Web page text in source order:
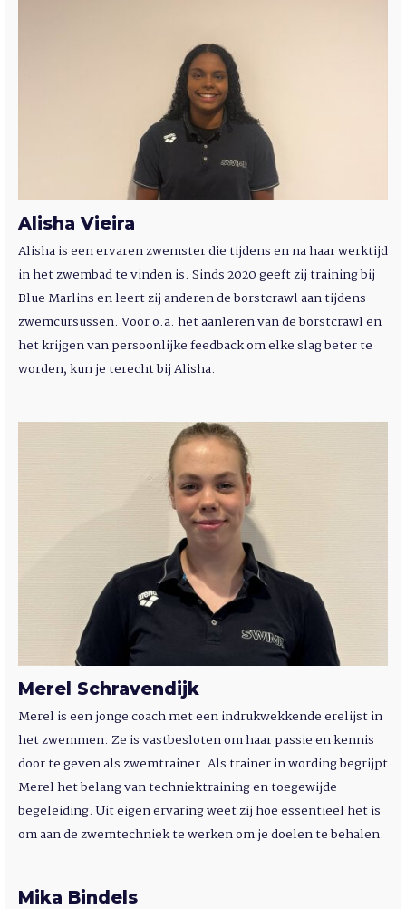
Alisha Vieira
Alisha is een ervaren zwemster die tijdens en na haar werktijd
in het zwembad te vinden is. Sinds 2020 geeft zij training bij
Blue Marlins en leert zij anderen de borstcrawl aan tijdens
zwemcursussen. Voor o.a. het aanleren van de borstcrawl en
het krijgen van persoonlijke feedback om elke slag beter te
worden, kun je terecht bij Alisha.
Merel Schravendijk
Merel is een jonge coach met een indrukwekkende erelijst in
het zwemmen. Ze is vastbesloten om haar passie en kennis
door te geven als zwemtrainer. Als trainer in wording begrijpt
Merel het belang van techniektraining en toegewijde
begeleiding. Uit eigen ervaring weet zij hoe essentieel het is
om aan de zwemtechniek te werken om je doelen te behalen.
Mika Bindels